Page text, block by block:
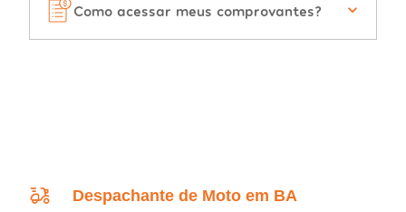
Como acessar meus comprovantes?
Despachante de Moto em BA